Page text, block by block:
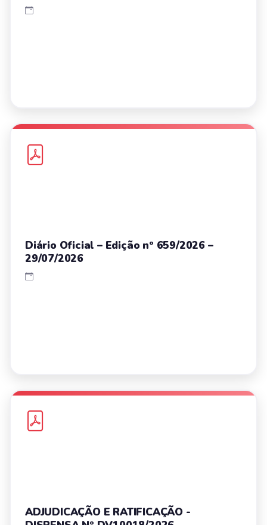
Diário Oficial – Edição nº 659/2026 –
29/07/2026
ADJUDICAÇÃO E RATIFICAÇÃO -